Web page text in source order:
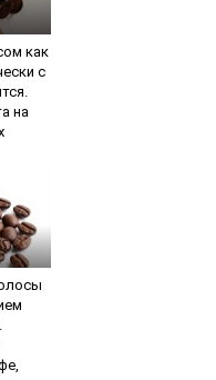
как
с
на